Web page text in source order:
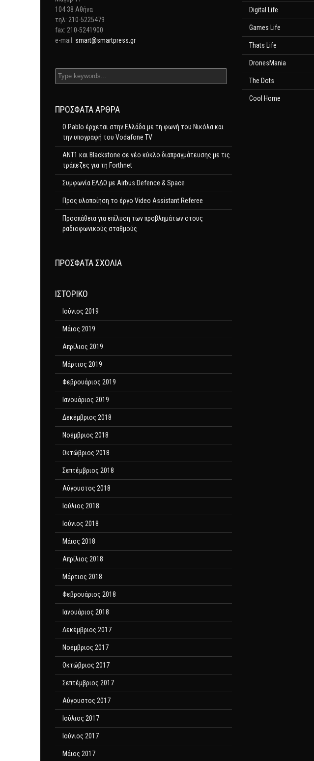
104 38 Αθήνα
τηλ: 210-5225479
fax: 210-5241900
e-mail: smart@smartpress.gr
ΠΡΌΣΦΑΤΑ ΆΡΘΡΑ
Ο Pablo έρχεται στην Ελλάδα με τη φωνή του Νικόλα και
την υπογραφή του Vodafone TV
ΑΝΤ1 και Blackstone σε νέο κύκλο διαπραγμάτευσης με τις
τράπεζες για τη Forthnet
Συμφωνία ΕΛΔΟ με Airbus Defence & Space
Προς υλοποίηση το έργο Video Assistant Referee
Προσπάθεια για επίλυση των προβλημάτων στους
ραδιοφωνικούς σταθμούς
ΠΡΌΣΦΑΤΑ ΣΧΌΛΙΑ
ΙΣΤΟΡΙΚΌ
Ιούνιος 2019
Μάιος 2019
Απρίλιος 2019
Μάρτιος 2019
Φεβρουάριος 2019
Ιανουάριος 2019
Δεκέμβριος 2018
Νοέμβριος 2018
Οκτώβριος 2018
Σεπτέμβριος 2018
Αύγουστος 2018
Ιούλιος 2018
Ιούνιος 2018
Μάιος 2018
Απρίλιος 2018
Μάρτιος 2018
Φεβρουάριος 2018
Ιανουάριος 2018
Δεκέμβριος 2017
Νοέμβριος 2017
Οκτώβριος 2017
Σεπτέμβριος 2017
Αύγουστος 2017
Ιούλιος 2017
Ιούνιος 2017
Μάιος 2017
Digital Life
Games Life
Thats Life
DronesMania
The Dots
Cool Home